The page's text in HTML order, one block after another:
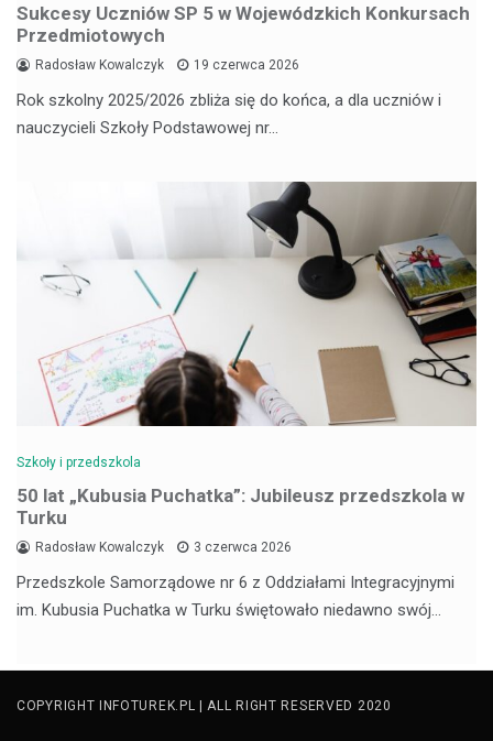
Sukcesy Uczniów SP 5 w Wojewódzkich Konkursach
Przedmiotowych
Radosław Kowalczyk 19 czerwca 2026
Rok szkolny 2025/2026 zbliża się do końca, a dla uczniów i
nauczycieli Szkoły Podstawowej nr…
Szkoły i przedszkola
50 lat „Kubusia Puchatka”: Jubileusz przedszkola w
Turku
Radosław Kowalczyk 3 czerwca 2026
Przedszkole Samorządowe nr 6 z Oddziałami Integracyjnymi
im. Kubusia Puchatka w Turku świętowało niedawno swój…
COPYRIGHT INFOTUREK.PL | ALL RIGHT RESERVED 2020